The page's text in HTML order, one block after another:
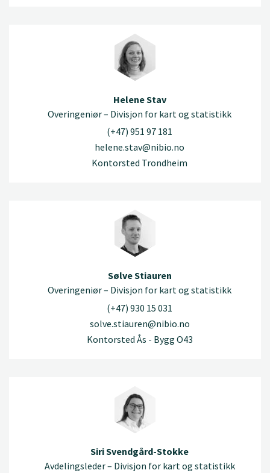
Helene Stav
Overingeniør – Divisjon for kart og statistikk
(+47) 951 97 181
helene.stav@nibio.no
Kontorsted Trondheim
Sølve Stiauren
Overingeniør – Divisjon for kart og statistikk
(+47) 930 15 031
solve.stiauren@nibio.no
Kontorsted Ås - Bygg O43
Siri Svendgård-Stokke
Avdelingsleder – Divisjon for kart og statistikk